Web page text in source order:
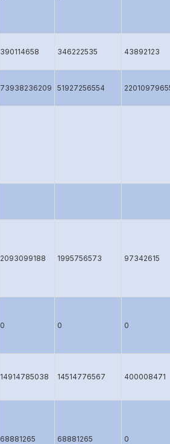
390114658 346222535 43892123
73938236209 51927256554
2093099188 1995756573 97342615
0 0 0
14914785038 14514776567 400008471
68881265 68881265 0